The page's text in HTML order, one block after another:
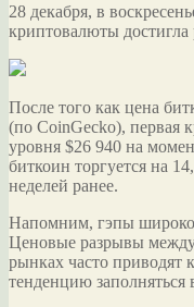
28 декабря, в
криптовалюты достигла
После того как цена
(по CoinGecko), первая
уровня $26 940 на
биткоин торгуется на
неделей ранее.
Напомним, гэпы широко
Ценовые разрывы
рынках часто приводят
тенденцию